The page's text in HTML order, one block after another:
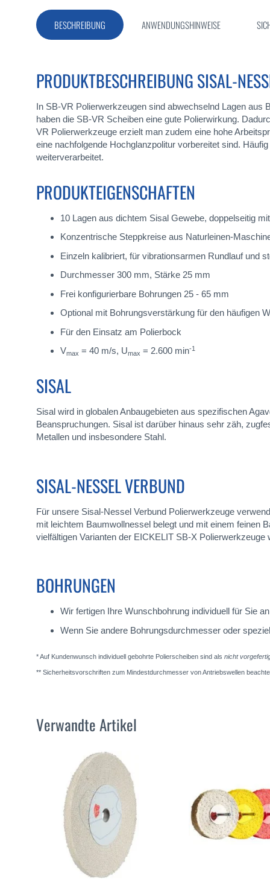
springen
BESCHREIBUNG
PRODUKTBESCHREIBUNG SISAL-
In SB-VR Polierwerkzeugen sind abwechselnd Lagen aus
haben die SB-VR Scheiben eine gute Polierwirkung.
VR Polierwerkzeuge erzielt man zudem eine hohe
eine nachfolgende Hochglanzpolitur vorbereitet sind.
weiterverarbeitet.
PRODUKTEIGENSCHAFTEN
10 Lagen aus dichtem Sisal Gewebe, doppelseitig
Konzentrische Steppkreise aus Naturleinen-
Einzeln kalibriert, für vibrationsarmen Rundlauf und
Durchmesser 300 mm, Stärke 25 mm
Frei konfigurierbare Bohrungen 25 - 65 mm
Optional mit Bohrungsverstärkung für den häufigen
Für den Einsatz am Polierbock
Vmax = 40 m/s, Umax = 2.600 min-1
SISAL
Sisal wird in globalen Anbaugebieten aus spezifischen
Beanspruchungen. Sisal ist darüber hinaus sehr zäh,
Metallen und insbesondere Stahl.
SISAL-NESSEL VERBUND
Für unsere Sisal-Nessel Verbund Polierwerkzeuge
mit leichtem Baumwollnessel belegt und mit einem feinen
vielfältigen Varianten der EICKELIT SB-X Polierwerkzeuge
BOHRUNGEN
Wir fertigen Ihre Wunschbohrung individuell für Sie
Wenn Sie andere Bohrungsdurchmesser oder
* Auf Kundenwunsch individuell gebohrte Polierscheiben sind als nicht
** Sicherheitsvorschriften zum Mindestdurchmesser von Antriebswellen
ANWENDUNGSHINWEISE
Verwandte Artikel